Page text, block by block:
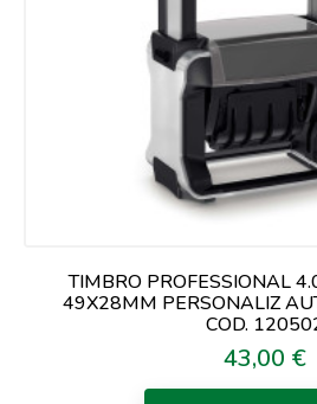
TIMBRO PROFESSIONAL
49X28MM PERSONALIZ
COD.
Prezzo
43,00 €